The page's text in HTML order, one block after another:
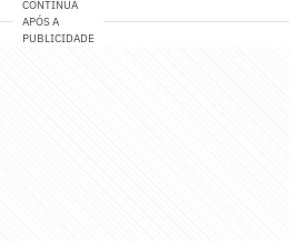
CONTINUA
APÓS A
PUBLICIDADE